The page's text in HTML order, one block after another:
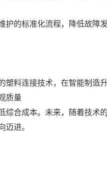
护的标准化流程，降低故障
塑料连接技术，在智能制造
质量
综合成本。未来，随着技
进。